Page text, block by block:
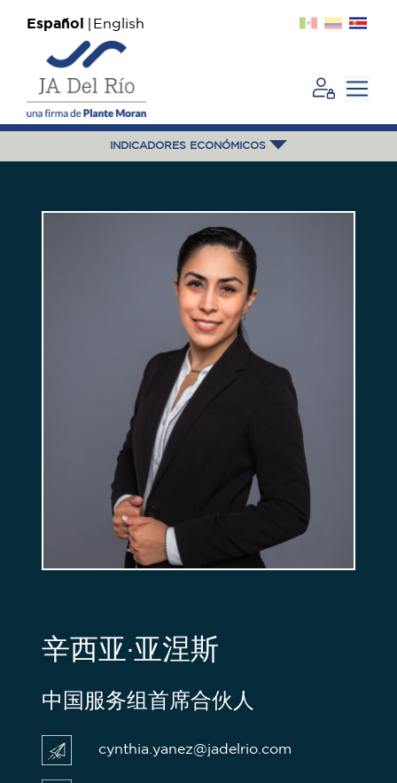
Español English
INDICADORES ECONÓMICOS
辛西亚·亚涅斯
中国服务组首席合伙人
cynthia.yanez@jadelrio.com